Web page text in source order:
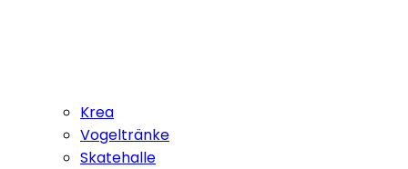
Krea
Vogeltränke
Skatehalle